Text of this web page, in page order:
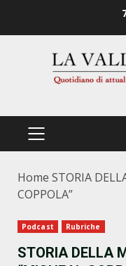
PRIMÄRES
Home STORIA
COPPOLA”
Podcast Rubriche
STORIA DELLA